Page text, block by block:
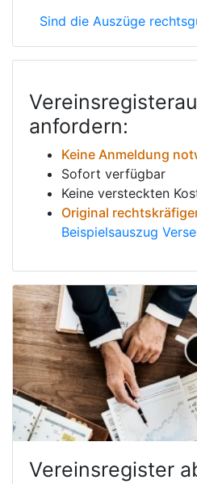
Sind die Auszüge
anfordern:
Keine Anmeldung
Sofort verfügbar
Keine versteckten
Original
Beispielsauszug
Vereinsregister